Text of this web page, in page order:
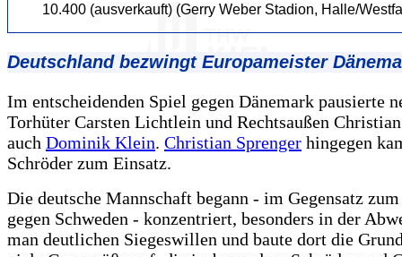
10.400 (ausverkauft) (Gerry Weber Stadion, Halle/
Deutschland bezwingt Europameister
Im entscheidenden Spiel gegen Dänemark pausierte
Torhüter Carsten Lichtlein und Rechtsaußen
auch Dominik Klein. Christian Sprenger hingegen
Schröder zum Einsatz.
Die deutsche Mannschaft begann - im Gegensatz
gegen Schweden - konzentriert, besonders in der
man deutlichen Siegeswillen und baute dort die